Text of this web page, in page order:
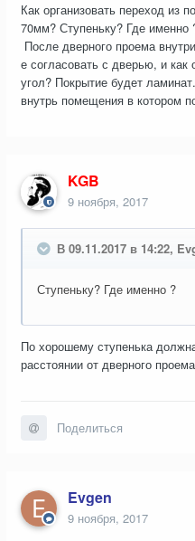
Как организовать переход из
70мм? Ступеньку? Где именно
После дверного проема
е согласовать с дверью, и как
угол? Покрытие будет
внутрь помещения в котором
KGB
9 ноября, 2017
В 09.11.2017 в 14:22,
Ступеньку? Где именно ?
По хорошему ступенька
расстоянии от дверного
Поделиться
Evgen
9 ноября, 2017